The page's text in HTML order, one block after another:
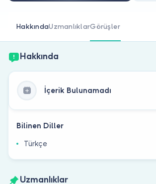
HakkındaUzmanlıklarGörüşler
Hakkında
İçerik Bulunamadı
Bilinen Diller
Türkçe
Uzmanlıklar